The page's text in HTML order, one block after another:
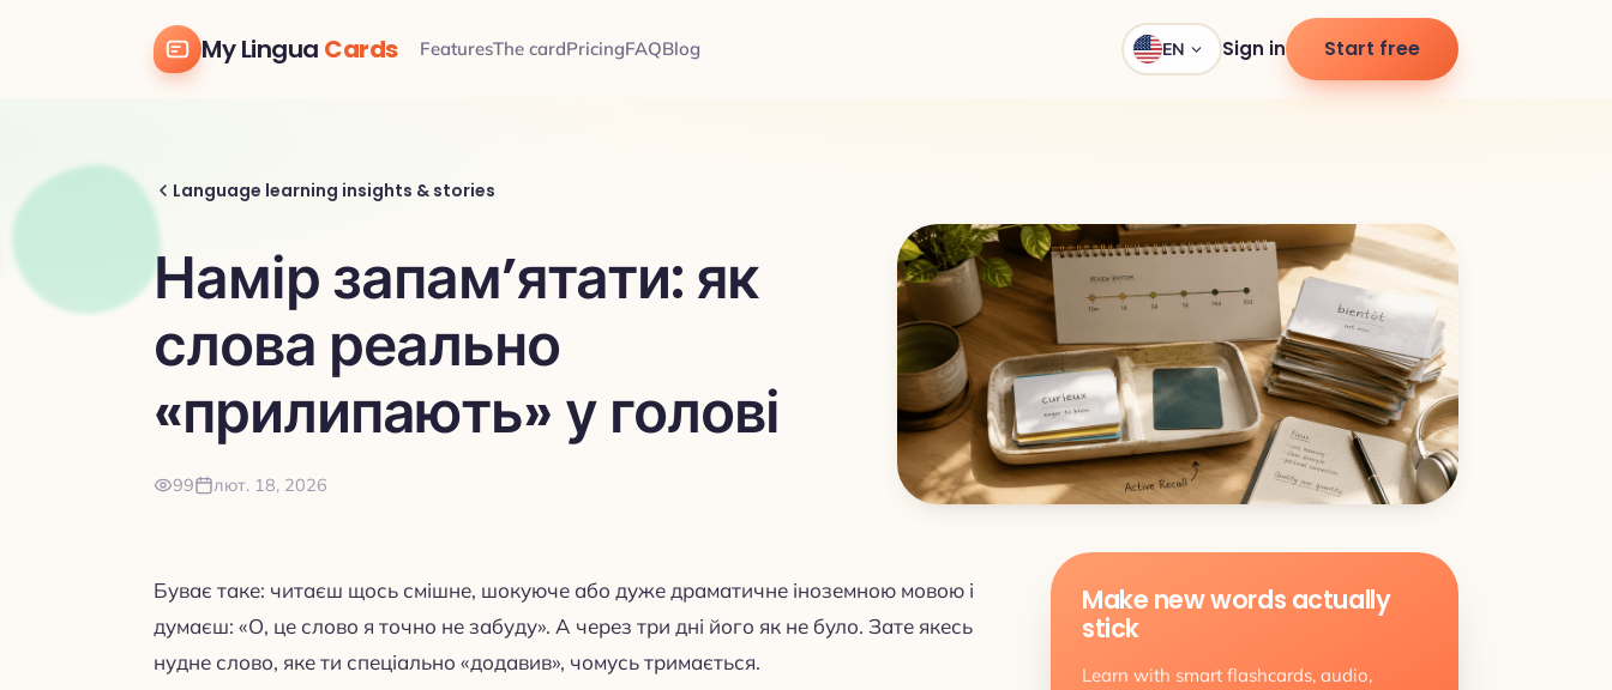
My Lingua Cards FeaturesThe cardPricingFAQBlog EN Sign in Start free
Language learning insights & stories
Намір запам’ятати: як
слова реально
«прилипають» у голові
99 лют. 18, 2026
Буває таке: читаєш щось смішне, шокуюче або дуже драматичне іноземною мовою і
думаєш: «О, це слово я точно не забуду». А через три дні його як не було. Зате якесь
нудне слово, яке ти спеціально «додавив», чомусь тримається.
Make new words actually
stick
Learn with smart flashcards, audio,